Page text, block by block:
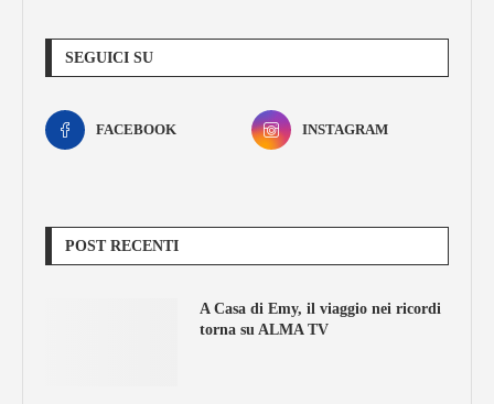
SEGUICI SU
FACEBOOK INSTAGRAM
POST RECENTI
A Casa di Emy, il viaggio nei ricordi
torna su ALMA TV